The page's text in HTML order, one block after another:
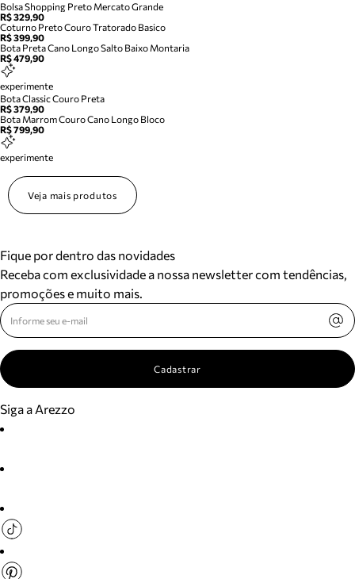
Bolsa Shopping Preto Mercato Grande
R$ 329,90
Coturno Preto Couro Tratorado Basico
R$ 399,90
Bota Preta Cano Longo Salto Baixo Montaria
R$ 479,90
experimente
Bota Classic Couro Preta
R$ 379,90
Bota Marrom Couro Cano Longo Bloco
R$ 799,90
experimente
Veja mais produtos
Fique por dentro das novidades
Receba com exclusividade a nossa newsletter com tendências,
promoções e muito mais.
Cadastrar
Siga a Arezzo